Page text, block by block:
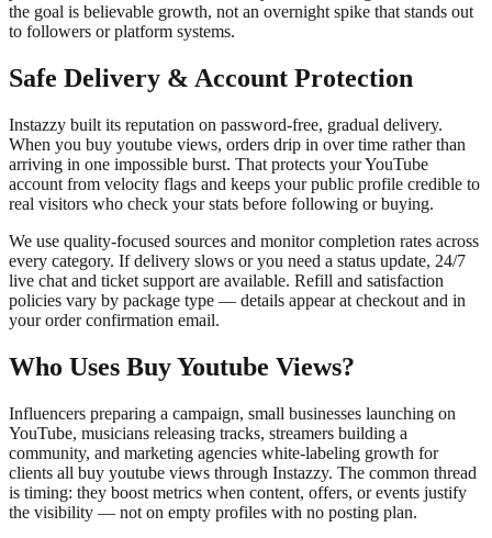
the goal is believable growth, not an overnight spike that stands out
to followers or platform systems.
Safe Delivery & Account Protection
Instazzy built its reputation on password-free, gradual delivery.
When you buy youtube views, orders drip in over time rather than
arriving in one impossible burst. That protects your YouTube
account from velocity flags and keeps your public profile credible to
real visitors who check your stats before following or buying.
We use quality-focused sources and monitor completion rates across
every category. If delivery slows or you need a status update, 24/7
live chat and ticket support are available. Refill and satisfaction
policies vary by package type — details appear at checkout and in
your order confirmation email.
Who Uses Buy Youtube Views?
Influencers preparing a campaign, small businesses launching on
YouTube, musicians releasing tracks, streamers building a
community, and marketing agencies white-labeling growth for
clients all buy youtube views through Instazzy. The common thread
is timing: they boost metrics when content, offers, or events justify
the visibility — not on empty profiles with no posting plan.